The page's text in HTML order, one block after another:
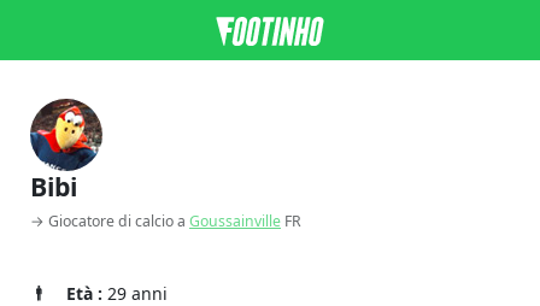
Bibi
→ Giocatore di calcio a Goussainville FR
Età : 29 anni